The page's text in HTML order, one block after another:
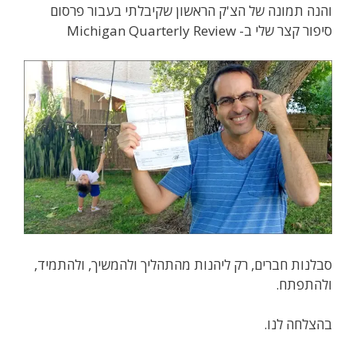
והנה תמונה של הצ'ק הראשון שקיבלתי בעבור פרסום
סיפור קצר שלי ב- Michigan Quarterly Review
סבלנות חברים, רק ליהנות מהתהליך ולהמשיך, ולהתמיד,
ולהתפתח.
בהצלחה לנו.